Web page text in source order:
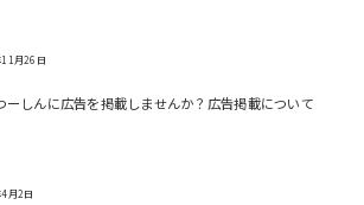
月26日
ーしんに広告を掲載しませんか？広告掲載について
月2日